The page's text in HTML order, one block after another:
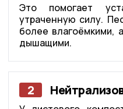
Это помогает
утраченную силу.
более влагоёмкими,
дышащими.
2